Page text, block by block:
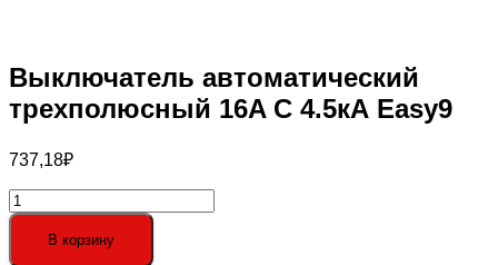
Выключатель автоматический
трехполюсный 16A C 4.5кА Easy9
737,18₽
Количество
товара
Выключатель
автоматический
В корзину